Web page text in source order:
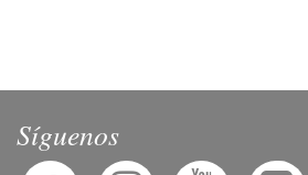
Síguenos